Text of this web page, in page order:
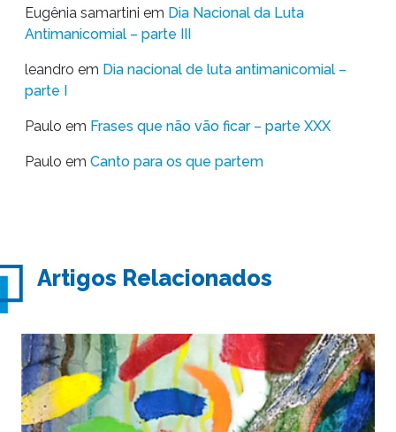
Eugênia samartini em Dia Nacional da Luta
Antimanicomial – parte III
leandro em Dia nacional de luta antimanicomial –
parte I
Paulo em Frases que não vão ficar – parte XXX
Paulo em Canto para os que partem
Artigos Relacionados